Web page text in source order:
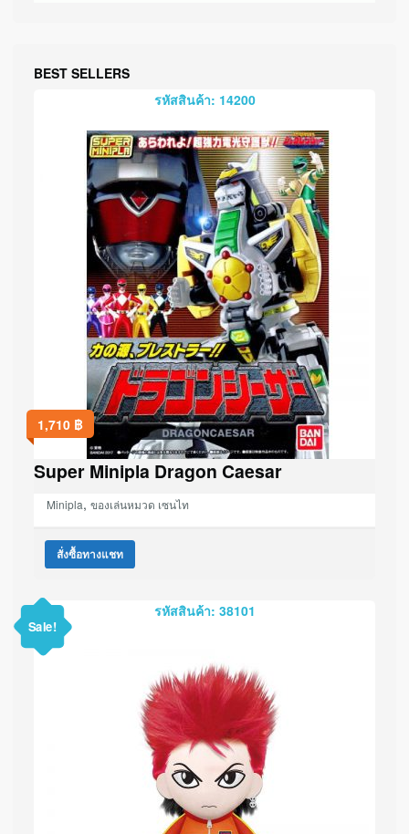
BEST SELLERS
รหัสสินค้า: 14200
1,710 ฿
Super Minipla Dragon Caesar
Minipla, ของเล่นหมวด เซนไท
สั่งซื้อทางแชท
รหัสสินค้า: 38101
Sale!